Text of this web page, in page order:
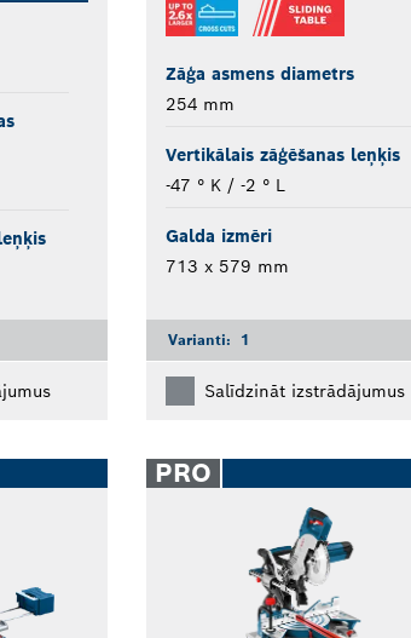
Zāģa asmens diametrs
254 mm
Vertikālais zāģēšanas leņķis
-47 ° K / -2 ° L
Galda izmēri
713 x 579 mm
Varianti: 1
Salīdzināt izstrādājumus
PRO